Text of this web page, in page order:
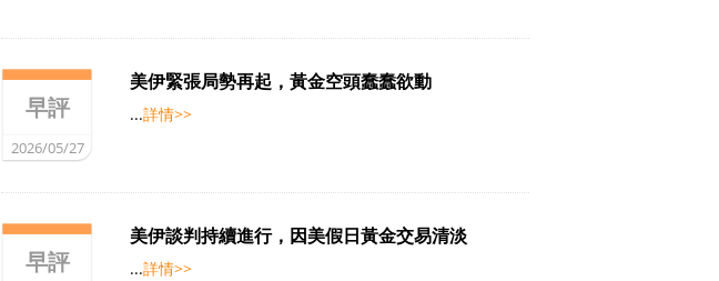
早評
2026/05/27
美伊緊張局勢再起，黃金空頭蠢蠢欲動
...詳情>>
早評
美伊談判持續進行，因美假日黃金交易清淡
...詳情>>